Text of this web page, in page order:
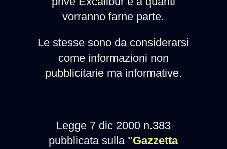
vorranno farne parte.
Le stesse sono da considerarsi
come informazioni non
pubblicitarie ma informative.
Legge 7 dic 2000 n.383
pubblicata sulla "Gazzetta